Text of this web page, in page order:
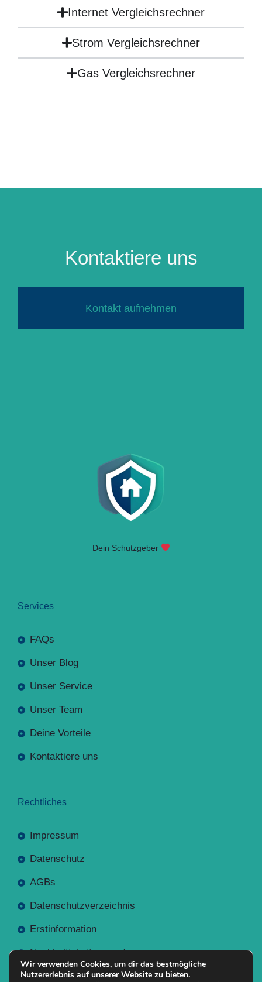
Internet Vergleichsrechner
Strom Vergleichsrechner
Gas Vergleichsrechner
Kontaktiere uns
Kontakt aufnehmen
Dein Schutzgeber
Services
FAQs
Unser Blog
Unser Service
Unser Team
Deine Vorteile
Kontaktiere uns
Rechtliches
Impressum
Datenschutz
AGBs
Datenschutzverzeichnis
Erstinformation
Nachhaltigkeitsverordnung
Wir verwenden Cookies, um dir das bestmögliche
Nutzererlebnis auf unserer Website zu bieten.